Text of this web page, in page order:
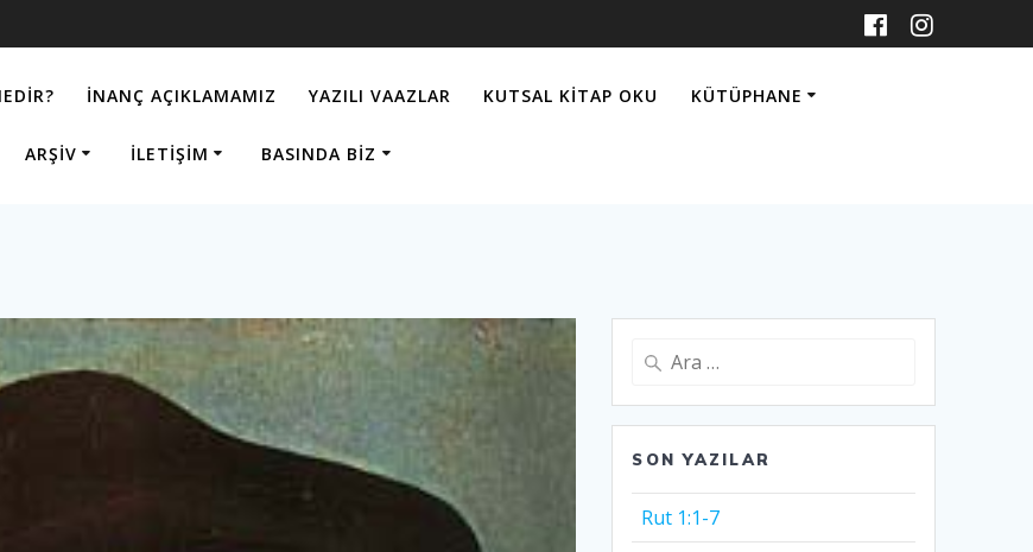
İNANÇ AÇIKLAMAMIZ YAZILI VAAZLAR KUTSAL KITAP OKU KÜTÜPHANE
ARŞIV İLETIŞIM BASINDA BIZ
Arama:
SON YAZILAR
Rut 1:1-7